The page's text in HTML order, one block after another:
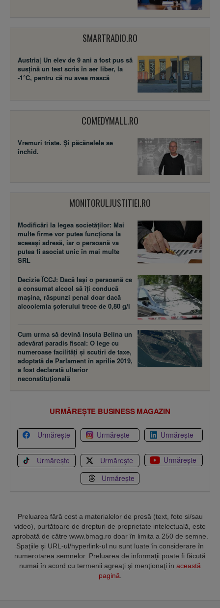
SMARTRADIO.RO
Austria| Un elev de 9 ani a fost pus să
susţină un test scris în aer liber, la
-1°C, pentru că nu avea mască
COMEDYMALL.RO
Vremuri triste. Şi păcănelele se
închid.
MONITORULJUSTITIEI.RO
Modificări la legea societăţilor: Mai
multe firme vor putea funcţiona la
aceeaşi adresă, iar o persoană va
putea fi asociat unic în mai multe
SRL
Decizie ÎCCJ: Dacă laşi o persoană ce
a consumat alcool să îţi conducă
maşina, răspunzi penal doar dacă
alcoolemia şoferului trece de 0,80 g/l
Cum urma să devină Insula Belina un
adevărat paradis fiscal: O lege cu
numeroase facilităţi şi scutiri de taxe,
adoptată de Parlament în aprilie 2019,
a fost declarată ulterior
neconstituţională
URMĂREȘTE BUSINESS MAGAZIN
Urmărește Urmărește Urmărește
Urmărește Urmărește
Urmărește
Urmărește
Preluarea fără cost a materialelor de presă (text, foto si/sau
video), purtătoare de drepturi de proprietate intelectuală, este
aprobată de către www.bmag.ro doar în limita a 250 de semne.
Spaţiile şi URL-ul/hyperlink-ul nu sunt luate în considerare în
numerotarea semnelor. Preluarea de informaţii poate fi făcută
numai în acord cu termenii agreaţi şi menţionaţi in această
pagină